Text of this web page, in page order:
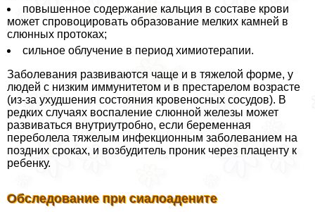
повышенное содержание кальция в составе крови
может спровоцировать образование мелких камней в
слюнных протоках;
сильное облучение в период химиотерапии.
Заболевания развиваются чаще и в тяжелой форме, у
людей с низким иммунитетом и в престарелом возрасте
(из-за ухудшения состояния кровеносных сосудов). В
редких случаях воспаление слюнной железы может
развиваться внутриутробно, если беременная
переболела тяжелым инфекционным заболеванием на
поздних сроках, и возбудитель проник через плаценту к
ребенку.
Обследование при сиалоадените